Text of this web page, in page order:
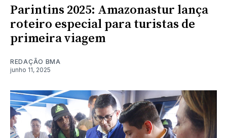
Parintins 2025: Amazonastur lança
roteiro especial para turistas de
primeira viagem
REDAÇÃO BMA
junho 11, 2025